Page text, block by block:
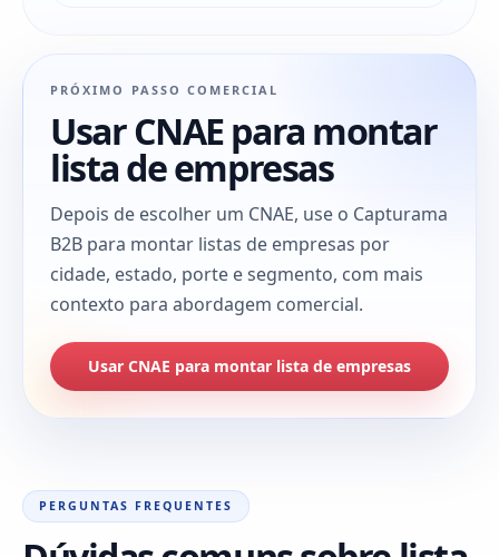
PRÓXIMO PASSO COMERCIAL
Usar CNAE para montar
lista de empresas
Depois de escolher um CNAE, use o Capturama
B2B para montar listas de empresas por
cidade, estado, porte e segmento, com mais
contexto para abordagem comercial.
Usar CNAE para montar lista de empresas
PERGUNTAS FREQUENTES